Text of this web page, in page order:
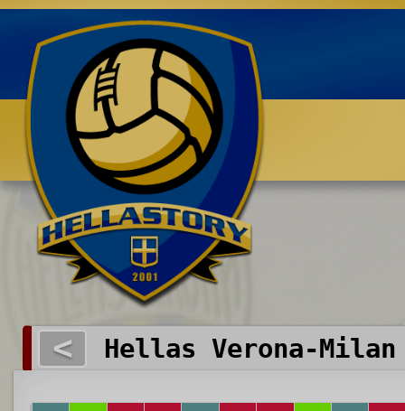
Benvenuti su HELLASTORY.net
< Hellas Verona-